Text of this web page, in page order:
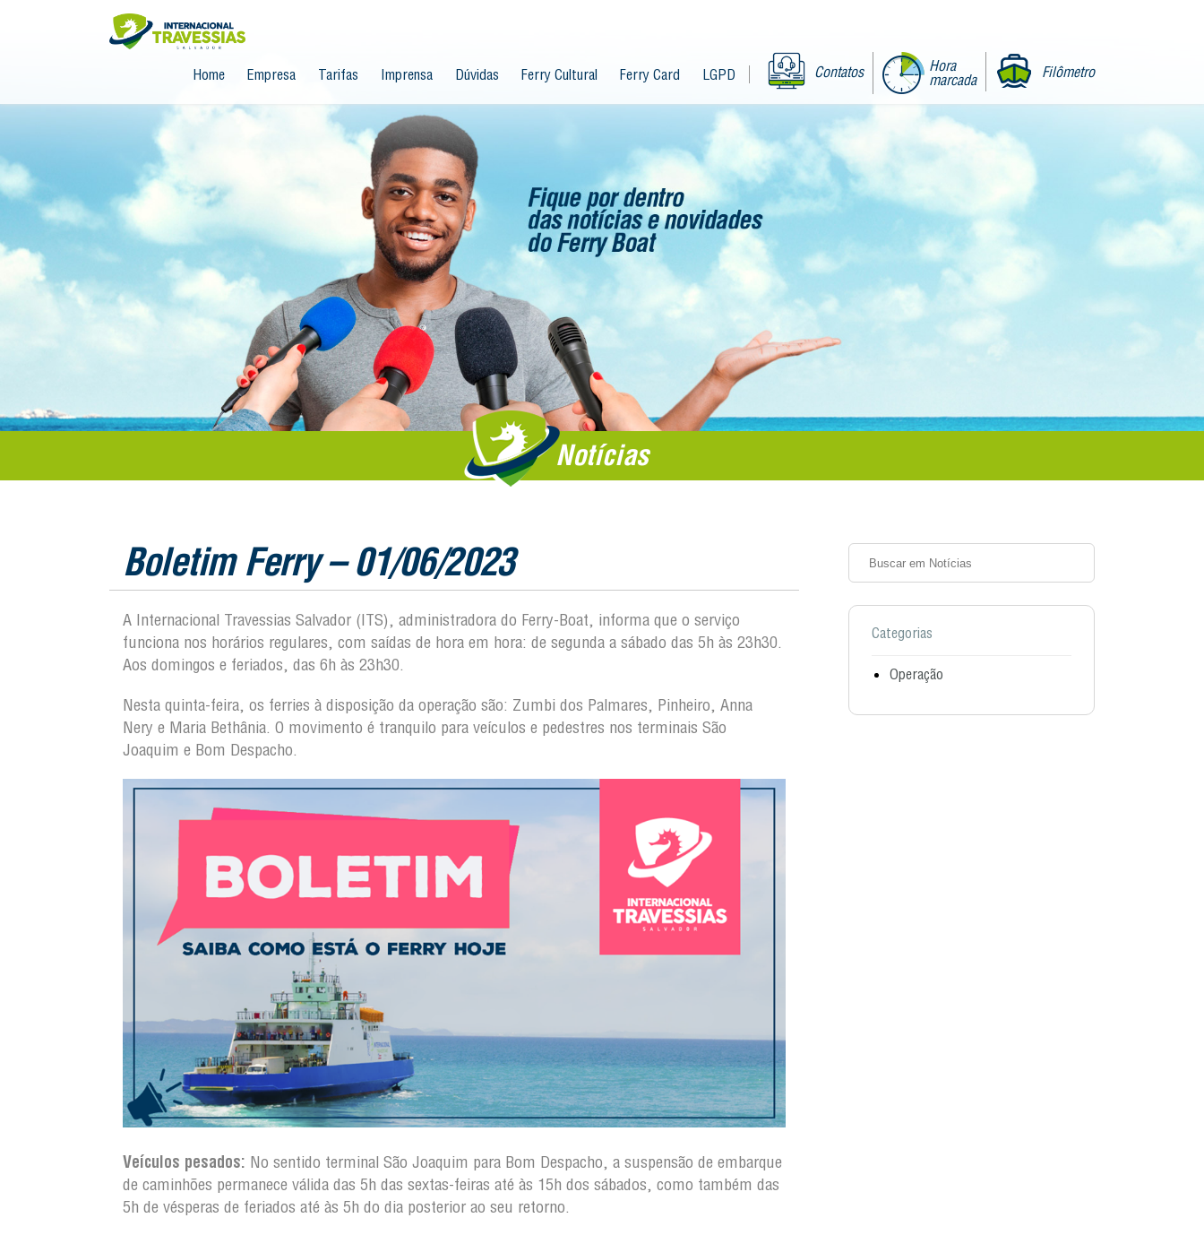
Contatos
Hora
marcada
Filômetro
Home Empresa Tarifas Imprensa Dúvidas Ferry Cultural Ferry Card LGPD
Notícias
Boletim Ferry – 01/06/2023
A Internacional Travessias Salvador (ITS), administradora do Ferry-Boat, informa que o serviço
funciona nos horários regulares, com saídas de hora em hora: de segunda a sábado das 5h às 23h30.
Aos domingos e feriados, das 6h às 23h30.
Nesta quinta-feira, os ferries à disposição da operação são: Zumbi dos Palmares, Pinheiro, Anna
Nery e Maria Bethânia. O movimento é tranquilo para veículos e pedestres nos terminais São
Joaquim e Bom Despacho.
Veículos pesados: No sentido terminal São Joaquim para Bom Despacho, a suspensão de embarque
de caminhões permanece válida das 5h das sextas-feiras até às 15h dos sábados, como também das
5h de vésperas de feriados até às 5h do dia posterior ao seu retorno.
Categorias
Operação